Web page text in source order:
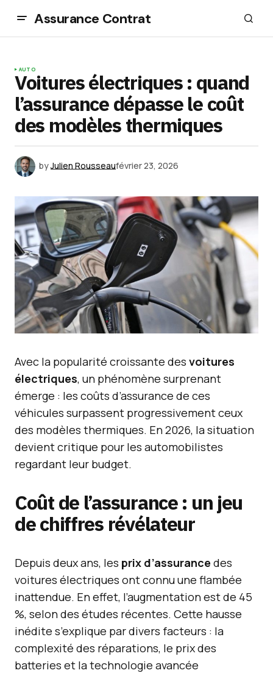
Assurance Contrat
AUTO
Voitures électriques : quand
l’assurance dépasse le coût
des modèles thermiques
byJulien Rousseaufévrier 23, 2026
Avec la popularité croissante des voitures
électriques, un phénomène surprenant
émerge : les coûts d’assurance de ces
véhicules surpassent progressivement ceux
des modèles thermiques. En 2026, la situation
devient critique pour les automobilistes
regardant leur budget.
Coût de l’assurance : un jeu
de chiffres révélateur
Depuis deux ans, les prix d’assurance des
voitures électriques ont connu une flambée
inattendue. En effet, l’augmentation est de 45
%, selon des études récentes. Cette hausse
inédite s’explique par divers facteurs : la
complexité des réparations, le prix des
batteries et la technologie avancée